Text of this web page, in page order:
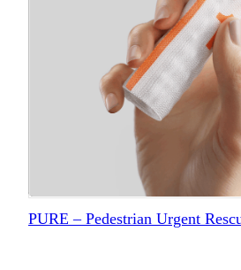
PURE – Pedestrian Urgent